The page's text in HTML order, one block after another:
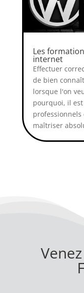
Les
internet
Effectuer
de bien
lorsque l'on
pourquoi, il
professionnels
maîtriser